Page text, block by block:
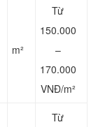
m²
Từ
150.000
–
170.000
VNĐ/m²
Từ